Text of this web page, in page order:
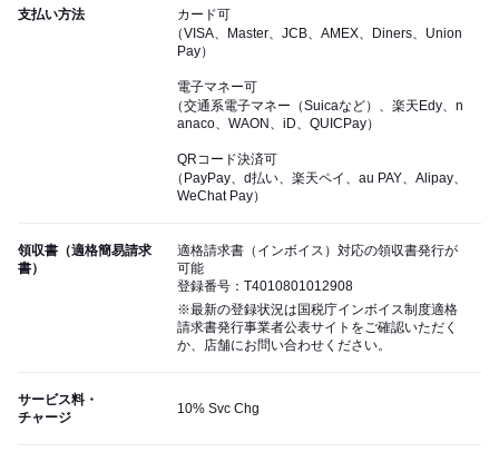
支払い方法
カード可
（VISA、Master、JCB、AMEX、Diners、Union
Pay）
電子マネー可
（交通系電子マネー（Suicaなど）、楽天Edy、n
anaco、WAON、iD、QUICPay）
QRコード決済可
（PayPay、d払い、楽天ペイ、au PAY、Alipay、
WeChat Pay）
領収書（適格簡易請求
書）
適格請求書（インボイス）対応の領収書発行が
可能
登録番号：T4010801012908
※最新の登録状況は国税庁インボイス制度適格
請求書発行事業者公表サイトをご確認いただく
か、店舗にお問い合わせください。
サービス料・
チャージ
10% Svc Chg